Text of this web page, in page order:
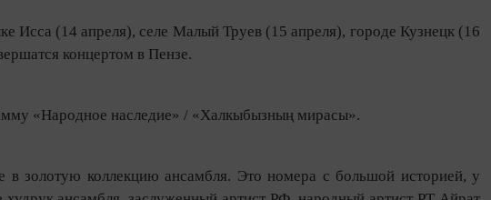
Исса (14 апреля), селе Малый Труев (15 апреля), городе Кузнецк (16
концертом в Пензе.
«Народное наследие» / «Халкыбызның мирасы».
золотую коллекцию ансамбля. Это номера с большой историей, у